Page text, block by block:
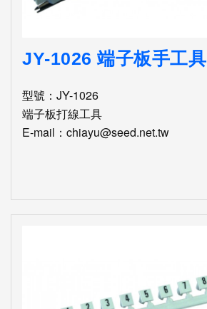
JY-1026 端子板手工具
型號：JY-1026
端子板打線工具
E-mail：chiayu@seed.net.tw